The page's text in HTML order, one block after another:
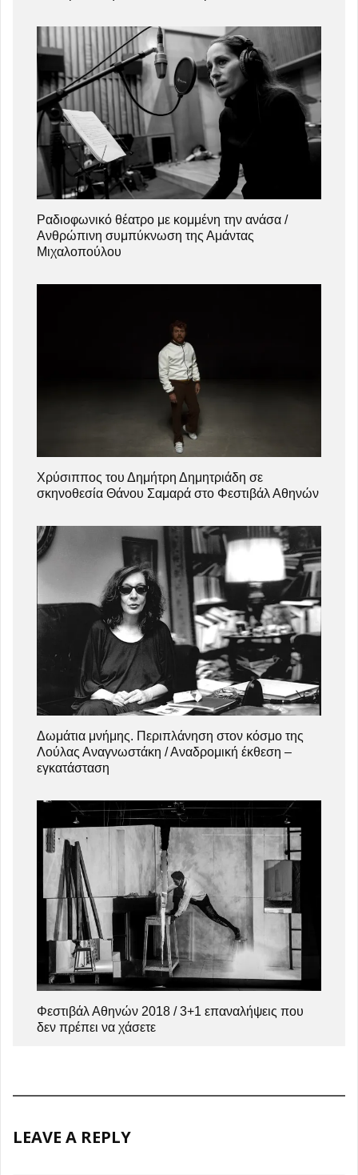
Ραδιοφωνικό θέατρο με κομμένη την ανάσα /
Ανθρώπινη συμπύκνωση της Αμάντας
Μιχαλοπούλου
Χρύσιππος του Δημήτρη Δημητριάδη σε
σκηνοθεσία Θάνου Σαμαρά στο Φεστιβάλ Αθηνών
Δωμάτια μνήμης. Περιπλάνηση στον κόσμο της
Λούλας Αναγνωστάκη / Αναδρομική έκθεση –
εγκατάσταση
Φεστιβάλ Αθηνών 2018 / 3+1 επαναλήψεις που
δεν πρέπει να χάσετε
LEAVE A REPLY